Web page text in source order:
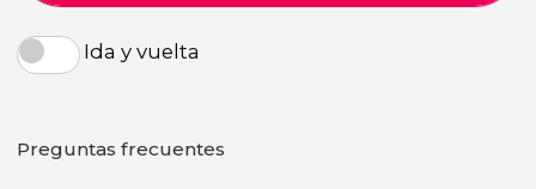
Ida y vuelta
Preguntas frecuentes